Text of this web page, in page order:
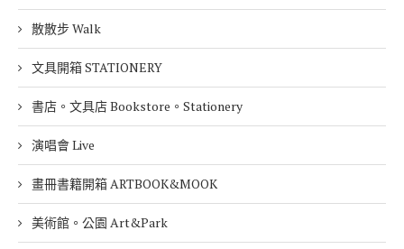
散散步 Walk
文具開箱 STATIONERY
書店。文具店 Bookstore。Stationery
演唱會 Live
畫冊書籍開箱 ARTBOOK&MOOK
美術館。公園 Art&Park